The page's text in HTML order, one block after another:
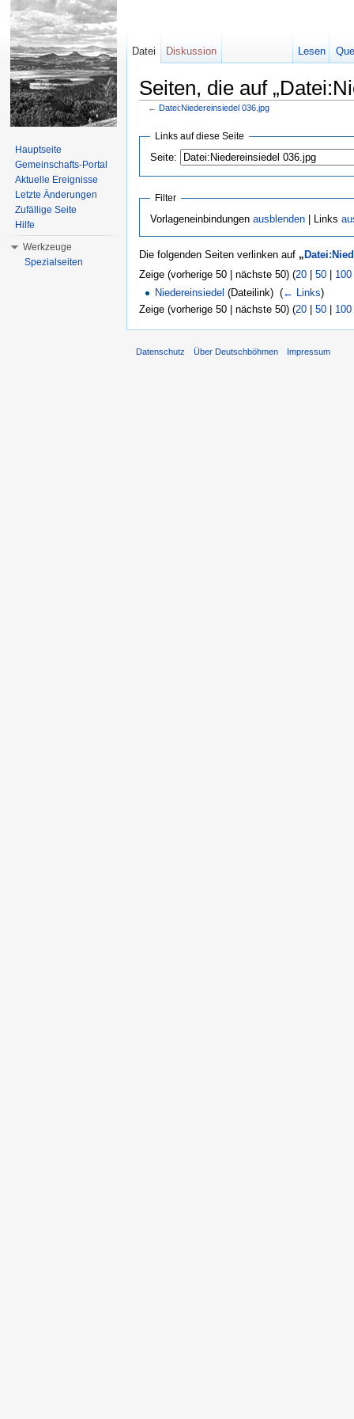
Seiten, die auf
← Datei:Niedereinsiedel 036.jpg
Links auf diese Seite
Seite:
Filter
Vorlageneinbindungen ausblenden| Links
Die folgenden Seiten verlinken auf „
Zeige (vorherige 50 | nächste 50) (20 50 100
Niedereinsiedel (Dateilink) ‎(← Links)
Zeige (vorherige 50 | nächste 50) (20 | 50 | 100
Datei Diskussion Lesen
Hauptseite
Gemeinschafts-Portal
Aktuelle Ereignisse
Letzte Änderungen
Zufällige Seite
Hilfe
Werkzeuge
Spezialseiten
Datenschutz Über Deutschböhmen Impressum